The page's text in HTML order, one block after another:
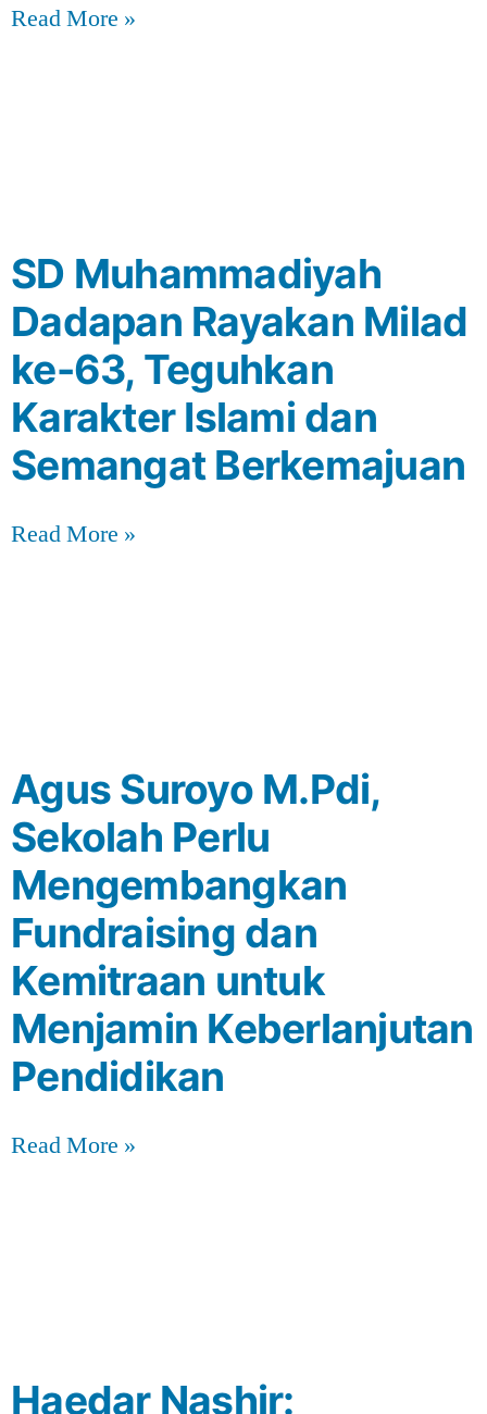
Read More »
SD Muhammadiyah
Dadapan Rayakan Milad
ke-63, Teguhkan
Karakter Islami dan
Semangat Berkemajuan
Read More »
Agus Suroyo M.Pdi,
Sekolah Perlu
Mengembangkan
Fundraising dan
Kemitraan untuk
Menjamin Keberlanjutan
Pendidikan
Read More »
Haedar Nashir: